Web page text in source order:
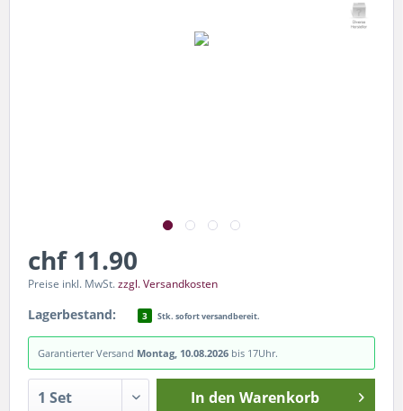
chf 11.90
Preise inkl. MwSt.zzgl. Versandkosten
Lagerbestand: 3 Stk. sofort versandbereit.
Garantierter Versand Montag, 10.08.2026 bis 17Uhr.
In den Warenkorb